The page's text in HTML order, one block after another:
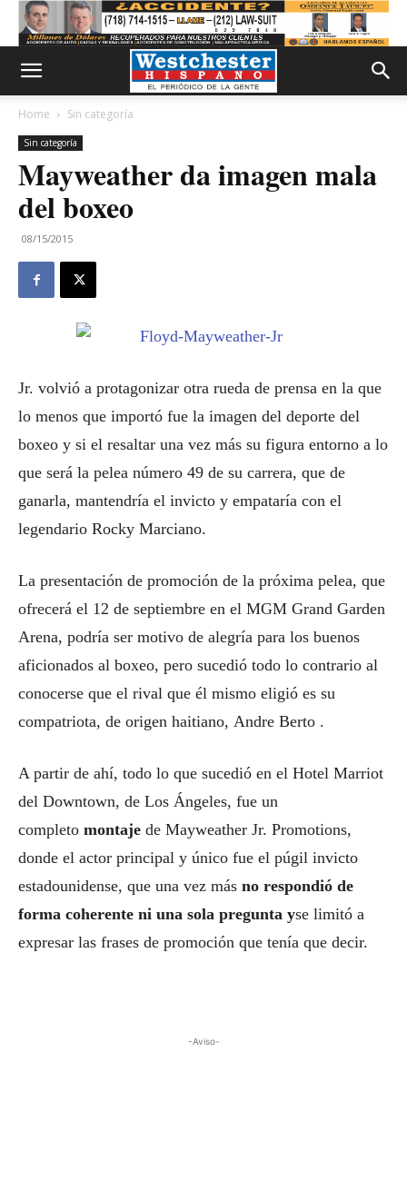
Home Sin categoría
Sin categoría
Mayweather da imagen mala
del boxeo
08/15/2015
Jr. volvió a protagonizar otra rueda de prensa en la que
lo menos que importó fue la imagen del deporte del
boxeo y si el resaltar una vez más su figura entorno a lo
que será la pelea número 49 de su carrera, que de
ganarla, mantendría el invicto y empataría con el
legendario Rocky Marciano.
La presentación de promoción de la próxima pelea, que
ofrecerá el 12 de septiembre en el MGM Grand Garden
Arena, podría ser motivo de alegría para los buenos
aficionados al boxeo, pero sucedió todo lo contrario al
conocerse que el rival que él mismo eligió es su
compatriota, de origen haitiano, Andre Berto .
A partir de ahí, todo lo que sucedió en el Hotel Marriot
del Downtown, de Los Ángeles, fue un
completo montaje de Mayweather Jr. Promotions,
donde el actor principal y único fue el púgil invicto
estadounidense, que una vez más no respondió de
forma coherente ni una sola pregunta yse limitó a
expresar las frases de promoción que tenía que decir.
-Aviso-